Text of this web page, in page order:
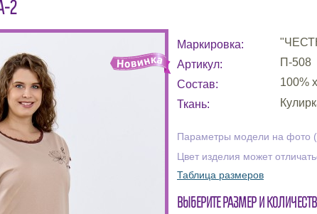
2
Маркировка:
Артикул:
П-508
Состав:
100%
Ткань:
Параметры модели на фото
Цвет изделия может
Таблица размеров
Выберите размер и